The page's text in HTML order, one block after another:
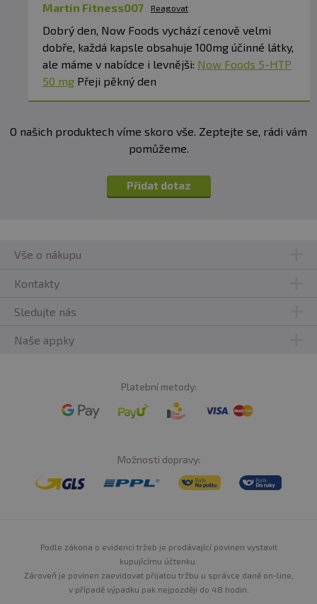
Martin Fitness007 Reagovat
Dobrý den, Now Foods vychází cenově velmi
dobře, každá kapsle obsahuje 100mg účinné látky,
ale máme v nabídce i levnějši: Now Foods 5-HTP
50 mg Přeji pěkný den
O našich produktech víme skoro vše. Zeptejte se, rádi vám
pomůžeme.
Přidat dotaz
Vše o nákupu
Kontakty
Sledujte nás
Naše appky
Platební metody:
Možnosti dopravy:
Podle zákona o evidenci tržeb je prodávající povinen vystavit
kupujícímu účtenku.
Zároveň je povinen zaevidovat přijatou tržbu u správce daně on-line,
v případě výpadku pak nejpozději do 48 hodin.